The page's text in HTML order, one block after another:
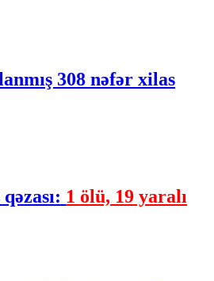
308 nəfər xilas
1 ölü, 19 yaralı